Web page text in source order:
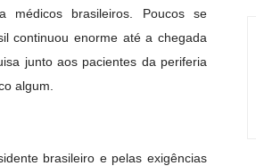
médicos brasileiros. Poucos se
continuou enorme até a chegada
junto aos pacientes da periferia
algum.
brasileiro e pelas exigências